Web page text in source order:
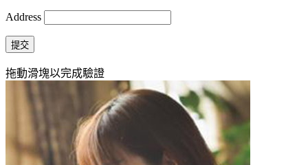
Address
提交
拖動滑塊以完成驗證